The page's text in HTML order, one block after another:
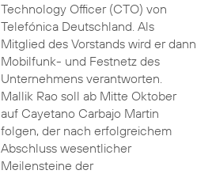
Technology Officer (CTO) von
Telefónica Deutschland. Als
Mitglied des Vorstands wird er dann
Mobilfunk- und Festnetz des
Unternehmens verantworten.
Mallik Rao soll ab Mitte Oktober
auf Cayetano Carbajo Martin
folgen, der nach erfolgreichem
Abschluss wesentlicher
Meilensteine der